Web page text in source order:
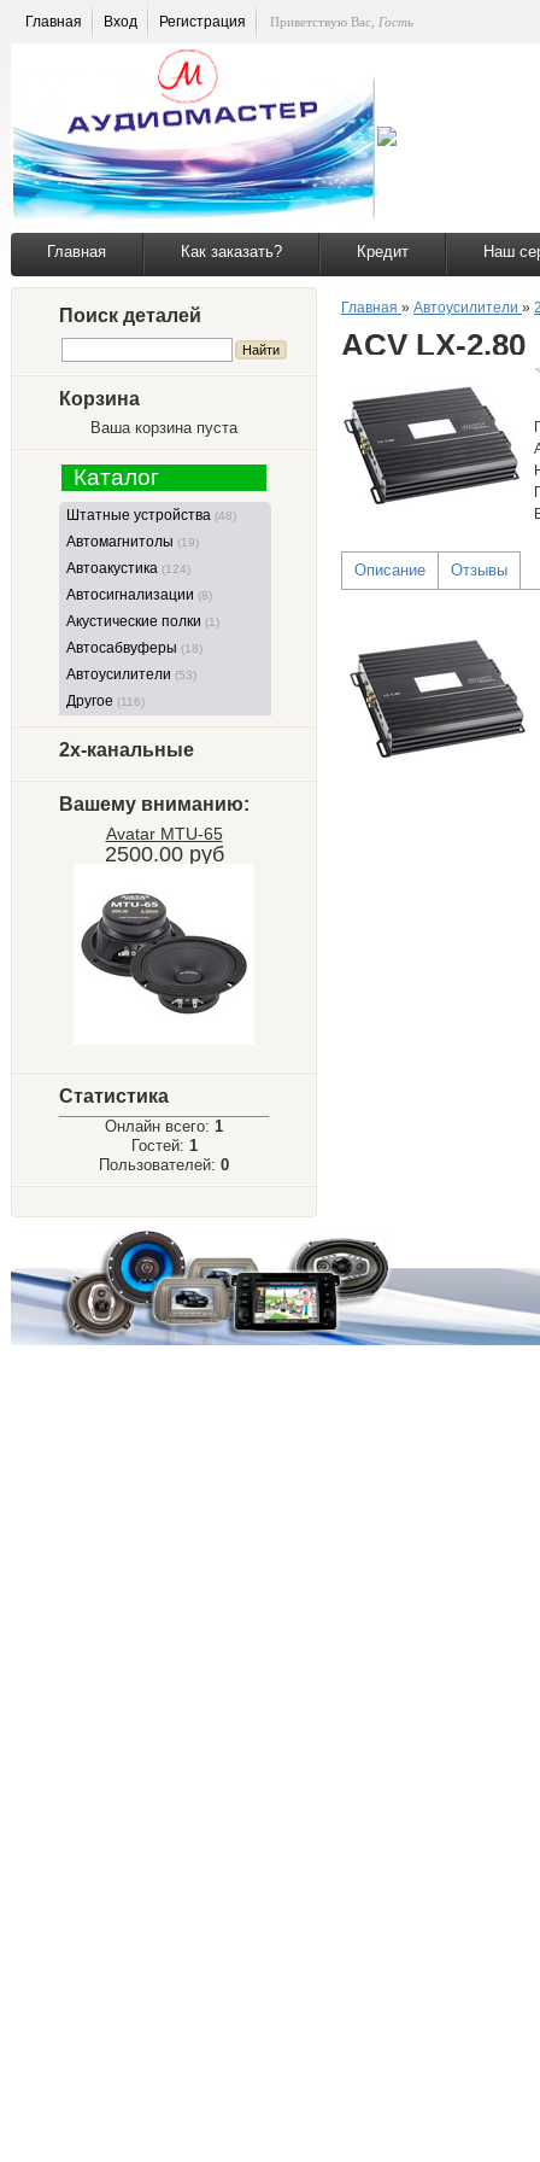
Главная Вход Регистрация Приветствую Вас Гость
Главная Как заказать? Кредит Наш
Поиск деталей
Корзина
Ваша корзина пуста
Каталог
Штатные устройства (48)
Автомагнитолы (19)
Автоакустика (124)
Автосигнализации (8)
Акустические полки (1)
Автосабвуферы (18)
Автоусилители (53)
Другое (116)
2х-канальные
Вашему вниманию:
Avatar MTU-65
2500.00 руб
Статистика
Онлайн всего: 1
Гостей: 1
Пользователей: 0
Главная » Автоусилители »
ACV LX-2.80
Описание Отзывы